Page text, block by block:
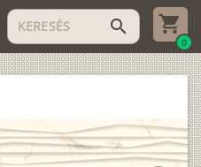
search
0